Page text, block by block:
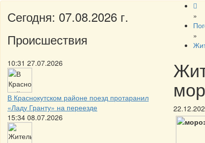
Сегодня: 07.08.2026 г.
Происшествия
10:31 27.07.2026
В Краснокутском районе поезд протаранил
«Ладу Гранту» на переезде
15:34 08.07.2026
»
»